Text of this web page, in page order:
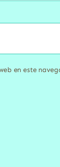
en este